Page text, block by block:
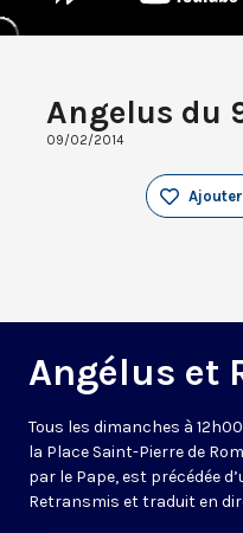
Angelus du
09/02/2014
Angélus et
Tous les dimanches à
la Place Saint-Pierre de
par le Pape, est précédée
Retransmis et traduit en